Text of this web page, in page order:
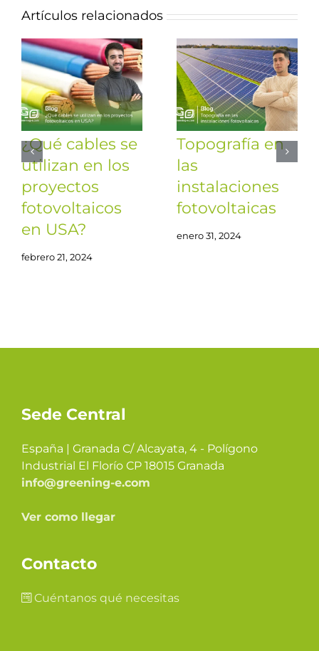
Artículos relacionados
¿Qué cables se
utilizan en los
proyectos
fotovoltaicos
en USA?
febrero 21, 2024
Topografía en
las
instalaciones
fotovoltaicas
enero 31, 2024
Sede Central
España | Granada C/ Alcayata, 4 - Polígono
Industrial El Florío CP 18015 Granada
info@greening-e.com
Ver como llegar
Contacto
Cuéntanos qué necesitas